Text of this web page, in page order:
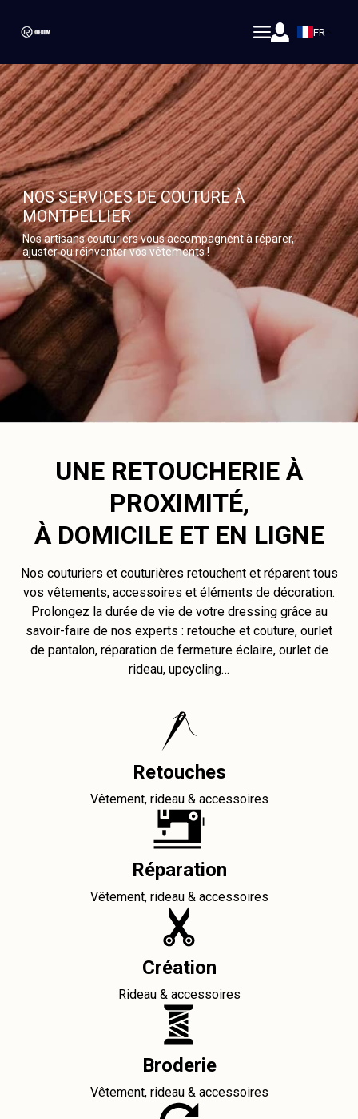
FR
NOS SERVICES DE COUTURE À
MONTPELLIER
Nos artisans couturiers vous accompagnent à réparer,
ajuster ou réinventer vos vêtements !
UNE RETOUCHERIE À
PROXIMITÉ,
À DOMICILE ET EN LIGNE
Nos couturiers et couturières retouchent et réparent tous
vos vêtements, accessoires et éléments de décoration.
Prolongez la durée de vie de votre dressing grâce au
savoir-faire de nos experts : retouche et couture, ourlet
de pantalon, réparation de fermeture éclaire, ourlet de
rideau, upcycling…
Retouches
Vêtement, rideau & accessoires
Réparation
Vêtement, rideau & accessoires
Création
Rideau & accessoires
Broderie
Vêtement, rideau & accessoires